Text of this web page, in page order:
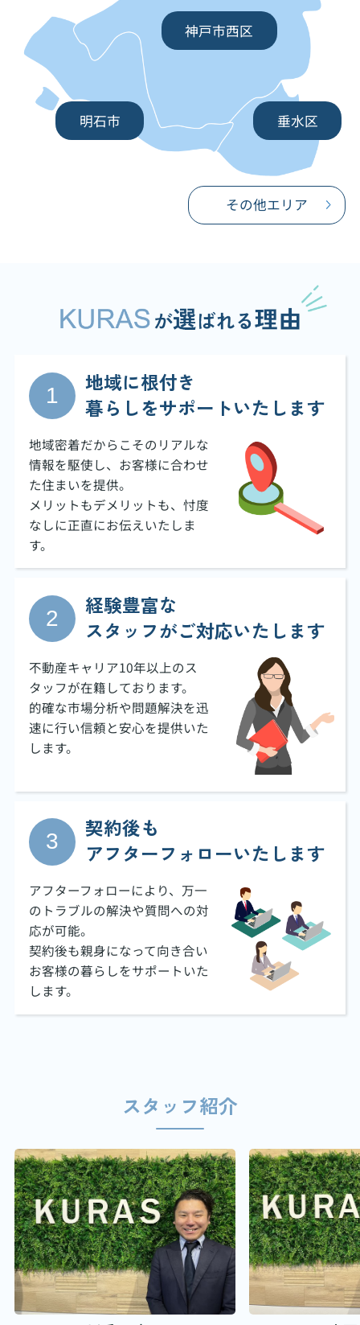
神戸市西区
明石市 垂水区
その他エリア
地域に根付き
暮らしをサポートいたします
地域密着だからこそのリアルな
情報を駆使し、お客様に合わせ
た住まいを提供。
メリットもデメリットも、忖度
なしに正直にお伝えいたしま
す。
経験豊富な
スタッフがご対応いたします
不動産キャリア10年以上のス
タッフが在籍しております。
的確な市場分析や問題解決を迅
速に行い信頼と安心を提供いた
します。
契約後も
アフターフォローいたします
アフターフォローにより、万一
のトラブルの解決や質問への対
応が可能。
契約後も親身になって向き合い
お客様の暮らしをサポートいた
します。
スタッフ紹介